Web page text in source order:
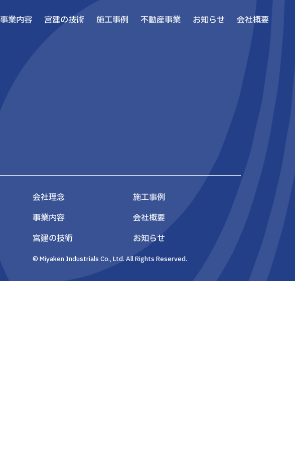
事業内容 宮建の技術 施工事例 不動産事業 お知らせ 会社概要
会社理念
施工事例
事業内容
会社概要
宮建の技術
お知らせ
© Miyaken Industrials Co., Ltd. All Rights Reserved.